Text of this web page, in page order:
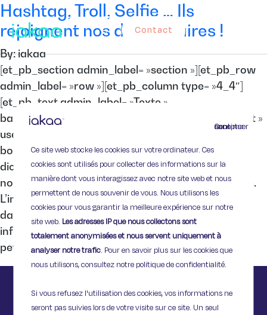
Continuer sans accepter
Ce site web stocke les cookies sur votre ordinateur. Ces
cookies sont utilisés pour collecter des informations sur la
manière dont vous interagissez avec notre site web et nous
permettent de nous souvenir de vous. Nous utilisons les
cookies pour vous garantir la meilleure expérience sur notre
site web. Les adresses IP que nous collectons sont
totalement anonymisées et nous servent uniquement à
analyser notre trafic. Pour en savoir plus sur les cookies que
nous utilisons, consultez notre politique de confidentialité.
Si vous refusez l'utilisation des cookies, vos informations ne
seront pas suivies lors de votre visite sur ce site. Un seul
Contact
Hashtag, Troll, Selfie … Ils
rejoignent nos dictionnaires !
By: iakaa
[et_pb_section admin_label= »section »][et_pb_row
admin_label= »row »][et_pb_column type= »4_4″]
[et_pb_text admin_label= »Texte »
background_layout= »light » text_orientation= »left »
use_border_color= »off » border_color= »#ffffff »
border_style= »solid »] Comme chaque année, les
dictionnaires se mettent à jour pour ajouter les
nouveaux mots employés dans la langue française.
L’informatique ayant pris une place considérable
dans notre quotidien, il était évident que le jargon
informatique intègre aussi les dicos. Pour 2015, le
petit Robert, habillé […]